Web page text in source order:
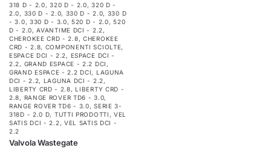
318 D - 2.0,320 D - 2.0,320 D -
2.0, 330 D - 2.0, 330 D - 2.0, 330 D
- 3.0, 330 D - 3.0,520 D - 2.0,520
D - 2.0,AVANTIME DCI - 2.2,
CHEROKEE CRD - 2.8,CHEROKEE
CRD - 2.8, COMPONENTI SCIOLTE,
ESPACE DCI - 2.2, ESPACE DCI -
2.2, GRAND ESPACE - 2.2 DCI ,
GRAND ESPACE - 2.2 DCI, LAGUNA
DCI - 2.2, LAGUNA DCI - 2.2,
LIBERTY CRD - 2.8,LIBERTY CRD -
2.8, RANGE ROVER TD6 - 3.0,
RANGE ROVER TD6 - 3.0,SERIE 3-
318D - 2.0 D, TUTTI PRODOTTI ,VEL
SATIS DCI - 2.2, VEL SATIS DCI -
2.2
Valvola Wastegate